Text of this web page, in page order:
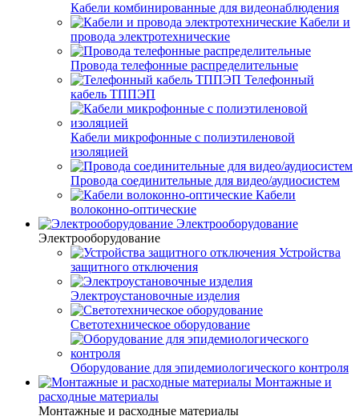
Кабели комбинированные для видеонаблюдения
Кабели и
провода электротехнические
Провода телефонные распределительные
Телефонный
кабель ТППЭП
Кабели микрофонные с полиэтиленовой
изоляцией
Провода соединительные для видео/аудиосистем
Кабели
волоконно-оптические
Электрооборудование
Электрооборудование
Устройства
защитного отключения
Электроустановочные изделия
Светотехническое оборудование
Оборудование для эпидемиологического контроля
Монтажные и
расходные материалы
Монтажные и расходные материалы